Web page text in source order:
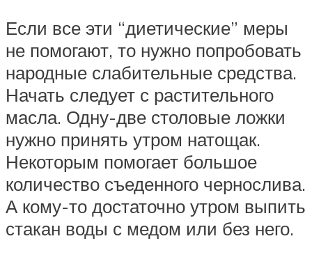
Если все эти “диетические” меры
не помогают, то нужно попробовать
народные слабительные средства.
Начать следует с растительного
масла. Одну-две столовые ложки
нужно принять утром натощак.
Некоторым помогает большое
количество съеденного чернослива.
А кому-то достаточно утром выпить
стакан воды с медом или без него.